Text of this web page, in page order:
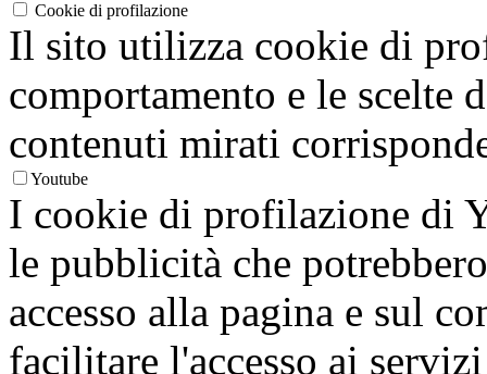
Cookie di profilazione
Il sito utilizza cookie di
comportamento e le scelte
contenuti mirati
Youtube
I cookie di profilazione di
le pubblicità che
accesso alla pagina e sul
facilitare l'accesso ai